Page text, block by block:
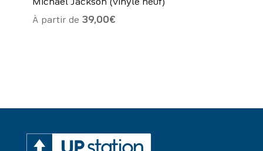
Michael Jackson (vinyle neuf)
À partir de 39,00€